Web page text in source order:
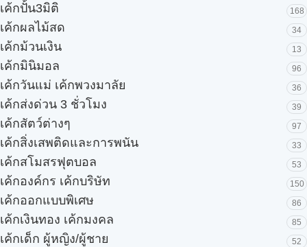
เค้กปั้น3มิติ 168
เค้กผลไม้สด 34
เค้กม้วนเงิน 13
เค้กมินิมอล 96
เค้กวันแม่ เค้กพวงมาลัย 36
เค้กส่งด่วน 3 ชั่วโมง 39
เค้กสัตว์ต่างๆ 97
เค้กสิ่งเสพติดและการพนัน 33
เค้กสโมสรฟุตบอล 53
เค้กองค์กร เค้กบริษัท 150
เค้กออกแบบพิเศษ 86
เค้กเงินทอง เค้กมงคล 85
เค้กเด็ก ผู้หญิง/ผู้ชาย 52